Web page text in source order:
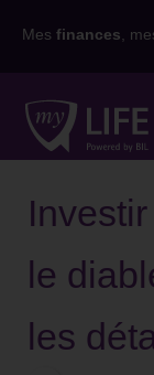
Mes finances ,
le
les